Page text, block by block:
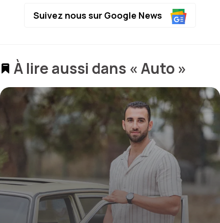
Suivez nous sur Google News
À lire aussi dans « Auto »